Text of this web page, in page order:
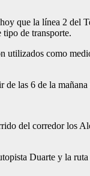
la línea 2 del
tipo de transporte.
utilizados como
de las 6 de la
del corredor los
Duarte y la